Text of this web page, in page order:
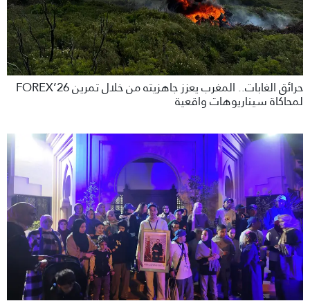
حرائق الغابات.. المغرب يعزز جاهزيته من خلال تمرين FOREX’26
لمحاكاة سيناريوهات واقعية